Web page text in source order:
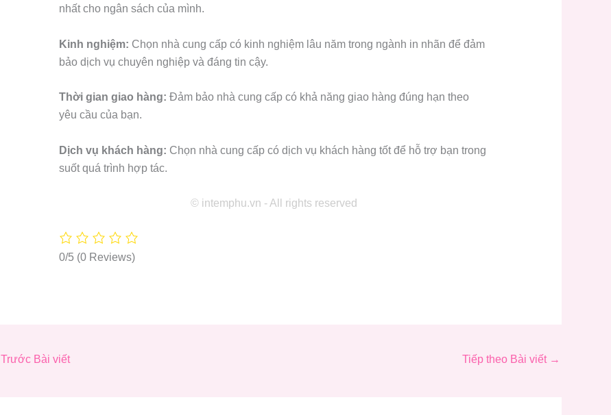
nhất cho ngân sách của mình.
Kinh nghiệm: Chọn nhà cung cấp có kinh nghiệm lâu năm trong ngành in nhãn để đảm
bảo dịch vụ chuyên nghiệp và đáng tin cậy.
Thời gian giao hàng: Đảm bảo nhà cung cấp có khả năng giao hàng đúng hạn theo
yêu cầu của bạn.
Dịch vụ khách hàng: Chọn nhà cung cấp có dịch vụ khách hàng tốt để hỗ trợ bạn trong
suốt quá trình hợp tác.
© intemphu.vn - All rights reserved
0/5 (0 Reviews)
Trước Bài viết Tiếp theo Bài viết →